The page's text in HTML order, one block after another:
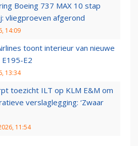
Boeing 737 MAX 10 stap
vliegproeven afgerond
14:09
toont interieur van nieuwe
E2
13:34
toezicht ILT op KLM E&M om
verslaglegging: ‘Zwaar
11:54